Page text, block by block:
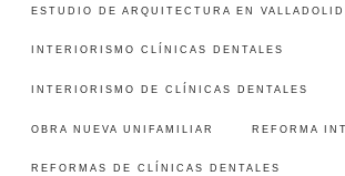
ESTUDIO DE ARQUITECTURA EN VALLADOLID.
INTERIORISMO CLÍNICAS DENTALES
INTERIORISMO DE CLÍNICAS DENTALES
OBRA NUEVA UNIFAMILIAR REFORMA
REFORMAS DE CLÍNICAS DENTALES